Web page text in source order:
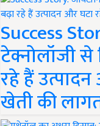
Success
टेक्नोलॉजी
रहे हैं
खेती की